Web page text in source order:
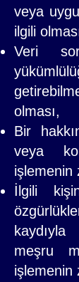
veya
ilgili
Veri
olması,
Bir
veya
işlemenin
İlgili
meşru
işlemenin